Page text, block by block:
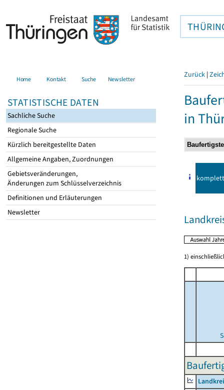
Home Kontakt Suche Newsletter
STATISTISCHE DATEN
Sachliche Suche
Regionale Suche
Kürzlich bereitgestellte Daten
Allgemeine Angaben, Zuordnungen
Gebietsveränderungen,
Änderungen zum Schlüsselverzeichnis
Definitionen und Erläuterungen
Newsletter
Zurück |
in
komplett
1)